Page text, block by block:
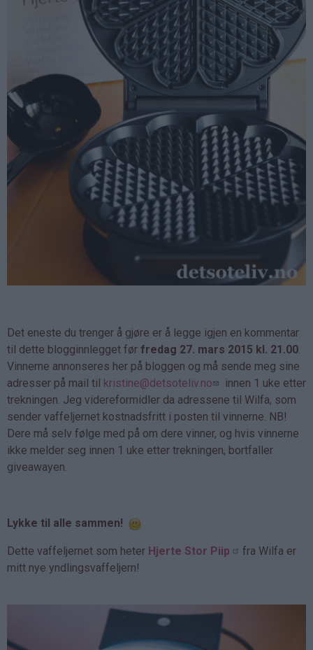
Det eneste du trenger å gjøre er å legge igjen en kommentar
til dette blogginnlegget før fredag 27. mars 2015 kl. 21.00.
Vinnerne annonseres her på bloggen og må sende meg sine
adresser på mail til kristine@detsoteliv.no
innen 1 uke etter
trekningen. Jeg videreformidler da adressene til Wilfa, som
sender vaffeljernet kostnadsfritt i posten til vinnerne. NB!
Dere må selv følge med på om dere vinner, og hvis vinnerne
ikke melder seg innen 1 uke etter trekningen, bortfaller
giveawayen.
Lykke til alle sammen!
Dette vaffeljernet som heter Hjerte Stor Piip
fra Wilfa er
mitt nye yndlingsvaffeljern!